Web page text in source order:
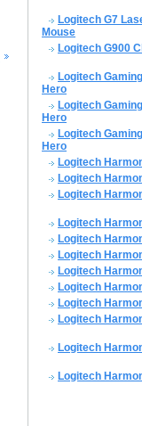
Logitech G7
Mouse
Logitech G900
Logitech
Hero
Logitech
Hero
Logitech
Hero
Logitech
Logitech
Logitech
Logitech
Logitech
Logitech
Logitech
Logitech
Logitech
Logitech
Logitech
Logitech